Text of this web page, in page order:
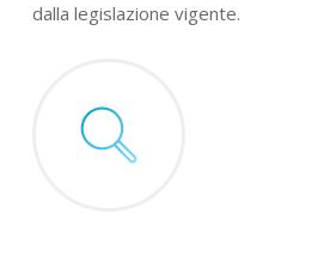
dalla legislazione vigente.